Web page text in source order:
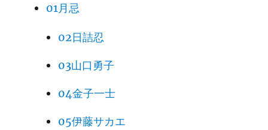
01月忌
02日詰忍
03山口勇子
04金子一士
05伊藤サカエ